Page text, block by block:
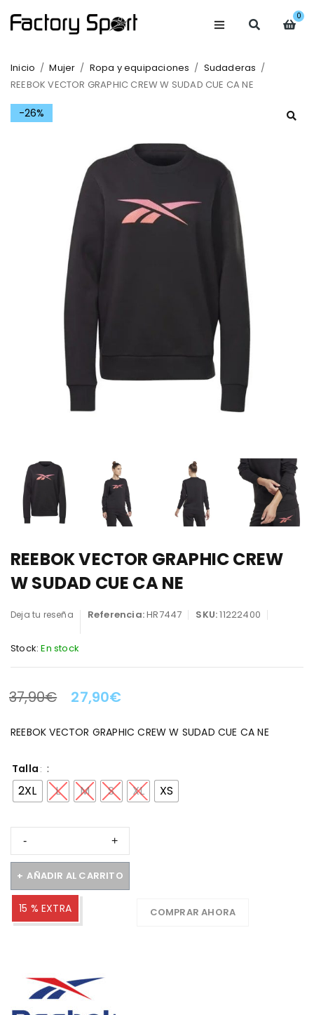
0
Inicio / Mujer / Ropa y equipaciones / Sudaderas /
REEBOK VECTOR GRAPHIC CREW W SUDAD CUE CA NE
-26%
REEBOK VECTOR GRAPHIC CREW
W SUDAD CUE CA NE
Deja tu reseña Referencia:HR7447 SKU:11222400
Stock: En stock
LA OFERTA TERMINA EN:
37,90€ 27,90€
REEBOK VECTOR GRAPHIC CREW W SUDAD CUE CA NE
Talla
2XL L M S XL XS
AÑADIR AL CARRITO
15 % EXTRA COMPRAR AHORA